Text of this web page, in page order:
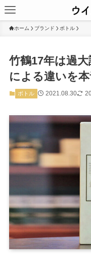
ホーム ブランド ボトル
竹鶴17年は過
による違いを
ボトル 2021.08.30